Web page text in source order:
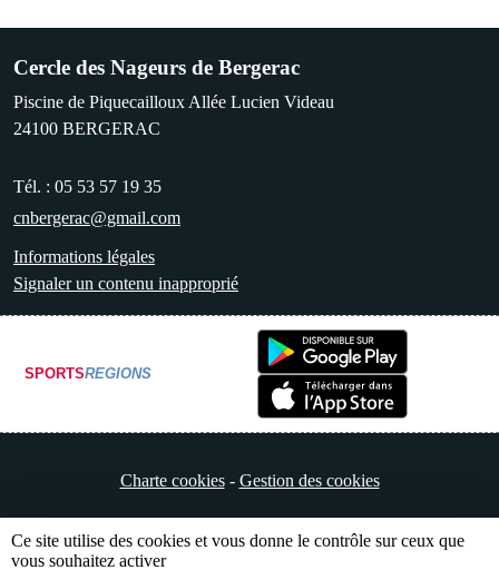
Cercle des Nageurs de Bergerac
Piscine de Piquecailloux Allée Lucien Videau
24100 BERGERAC
Tél. : 05 53 57 19 35
cnbergerac@gmail.com
Informations légales
Signaler un contenu inapproprié
SPORTSREGIONS
Charte cookies Gestion des cookies
Ce site utilise des cookies et vous donne le contrôle sur ceux que
vous souhaitez activer